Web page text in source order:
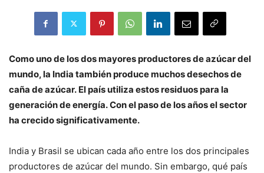
Como uno de los dos mayores productores de azúcar del
mundo, la India también produce muchos desechos de
caña de azúcar. El país utiliza estos residuos para la
generación de energía. Con el paso de los años el sector
ha crecido significativamente.
India y Brasil se ubican cada año entre los dos principales
productores de azúcar del mundo. Sin embargo, qué país